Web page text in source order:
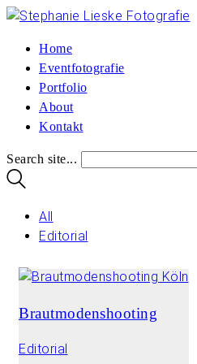
Home
Eventfotografie
Portfolio
About
Kontakt
Search site...
All
Editorial
Brautmodenshooting
Editorial